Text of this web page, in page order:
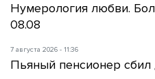
Нумерология любви.
08.08
7 августа 2026 - 11:36
Пьяный пенсионер